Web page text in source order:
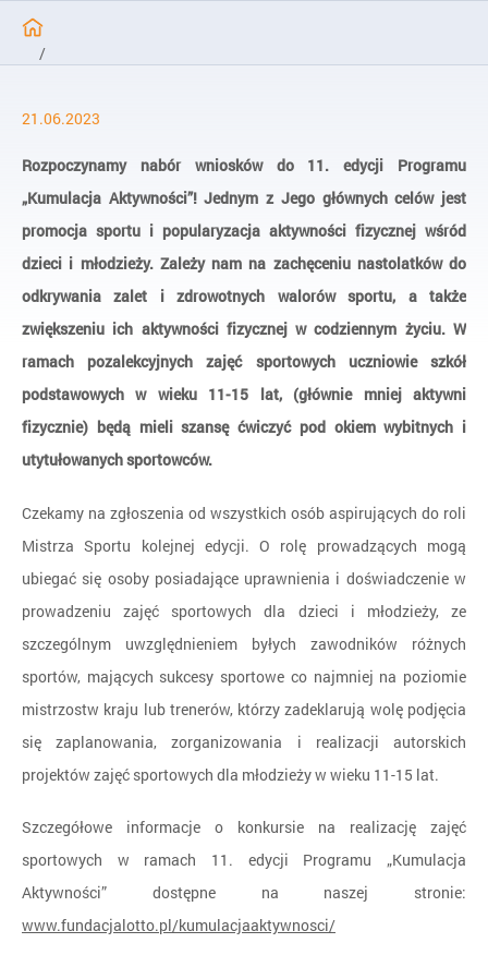
/
/
Rozpoczynamy nabór na Mistrzów nowej edycji Kumulacji
21.06.2023
Rozpoczynamy nabór wniosków do 11. edycji Programu
„Kumulacja Aktywności”! Jednym z Jego głównych celów jest
promocja sportu i popularyzacja aktywności fizycznej wśród
dzieci i młodzieży. Zależy nam na zachęceniu nastolatków do
odkrywania zalet i zdrowotnych walorów sportu, a także
zwiększeniu ich aktywności fizycznej w codziennym życiu. W
ramach pozalekcyjnych zajęć sportowych uczniowie szkół
podstawowych w wieku 11-15 lat, (głównie mniej aktywni
fizycznie) będą mieli szansę ćwiczyć pod okiem wybitnych i
utytułowanych sportowców.
Czekamy na zgłoszenia od wszystkich osób aspirujących do roli
Mistrza Sportu kolejnej edycji. O rolę prowadzących mogą
ubiegać się osoby posiadające uprawnienia i doświadczenie w
prowadzeniu zajęć sportowych dla dzieci i młodzieży, ze
szczególnym uwzględnieniem byłych zawodników różnych
sportów, mających sukcesy sportowe co najmniej na poziomie
mistrzostw kraju lub trenerów, którzy zadeklarują wolę podjęcia
się zaplanowania, zorganizowania i realizacji autorskich
projektów zajęć sportowych dla młodzieży w wieku 11-15 lat.
Szczegółowe informacje o konkursie na realizację zajęć
sportowych w ramach 11. edycji Programu „Kumulacja
Aktywności” dostępne na naszej stronie:
www.fundacjalotto.pl/kumulacjaaktywnosci/